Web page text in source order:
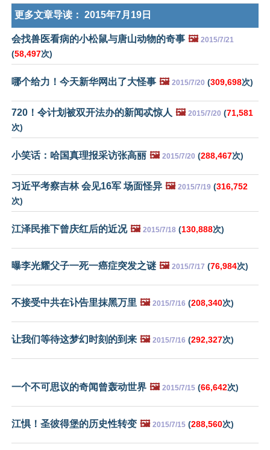
更多文章导读： 2015年7月19日
会找兽医看病的小松鼠与唐山动物的奇事 🖼️ 2015/7/21
(58,497次)
哪个给力！今天新华网出了大怪事 🖼️ 2015/7/20 (309,698次)
720！令计划被双开法办的新闻忒惊人 🖼️ 2015/7/20 (71,581
次)
小笑话：哈国真理报采访张高丽 🖼️ 2015/7/20 (288,467次)
习近平考察吉林 会见16军 场面怪异 🖼️ 2015/7/19 (316,752
次)
江泽民推下曾庆红后的近况 🖼️ 2015/7/18 (130,888次)
曝李光耀父子一死一癌症突发之谜 🖼️ 2015/7/17 (76,984次)
不接受中共在讣告里抹黑万里 🖼️ 2015/7/16 (208,340次)
让我们等待这梦幻时刻的到来 🖼️ 2015/7/16 (292,327次)
一个不可思议的奇闻曾轰动世界 🖼️ 2015/7/15 (66,642次)
江惧！圣彼得堡的历史性转变 🖼️ 2015/7/15 (288,560次)